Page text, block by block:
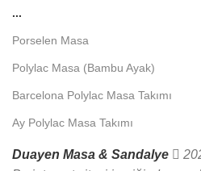
...
Porselen Masa
Polylac Masa (Bambu Ayak)
Barcelona Polylac Masa Takımı
Ay Polylac Masa Takımı
Duayen Masa & Sandalye